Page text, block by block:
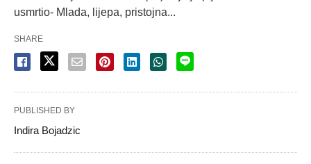
usmrtio- Mlada, lijepa, pristojna...
SHARE
PUBLISHED BY
Indira Bojadzic